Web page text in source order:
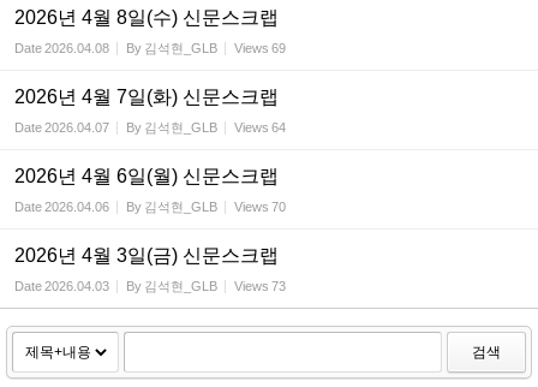
2026년 4월 8일(수) 신문스크랩
Date2026.04.08 By 김석현_GLB Views 69
2026년 4월 7일(화) 신문스크랩
Date2026.04.07 By 김석현_GLB Views 64
2026년 4월 6일(월) 신문스크랩
Date2026.04.06 By 김석현_GLB Views 70
2026년 4월 3일(금) 신문스크랩
Date2026.04.03 By 김석현_GLB Views 73
검색